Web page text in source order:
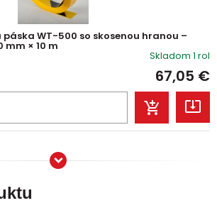
WT-500 so skosenou hranou –
mm × 10 m
Skladom 1 rol
67,05 €